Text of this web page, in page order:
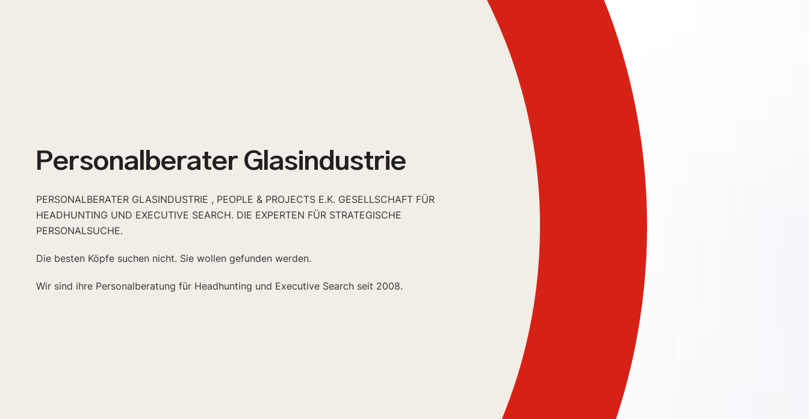
Personalberater Glasindustrie
PERSONALBERATER GLASINDUSTRIE , PEOPLE & PROJECTS E.K. GESELLSCHAFT FÜR
HEADHUNTING UND EXECUTIVE SEARCH. DIE EXPERTEN FÜR STRATEGISCHE
PERSONALSUCHE.
Die besten Köpfe suchen nicht. Sie wollen gefunden werden.
Wir sind ihre Personalberatung für Headhunting und Executive Search seit 2008.